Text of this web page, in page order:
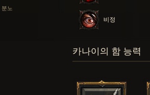
비정
분노
카나이의 함 능력